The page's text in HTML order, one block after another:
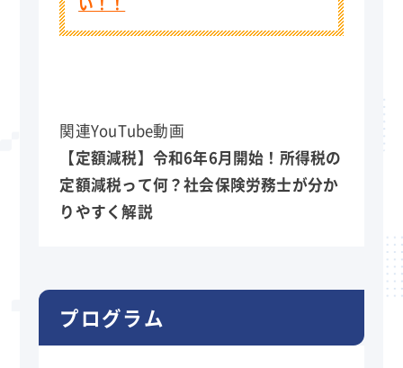
関連YouTube動画
【定額減税】令和6年6月開始！所得税の
定額減税って何？社会保険労務士が分か
りやすく解説
プログラム